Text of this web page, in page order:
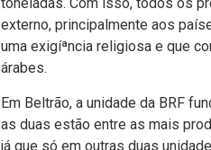
externo, principalmente aos
uma exigíªncia religiosa e que
árabes.
Em Beltrão, a unidade da BRF
as duas estão entre as mais
já que só em outras duas